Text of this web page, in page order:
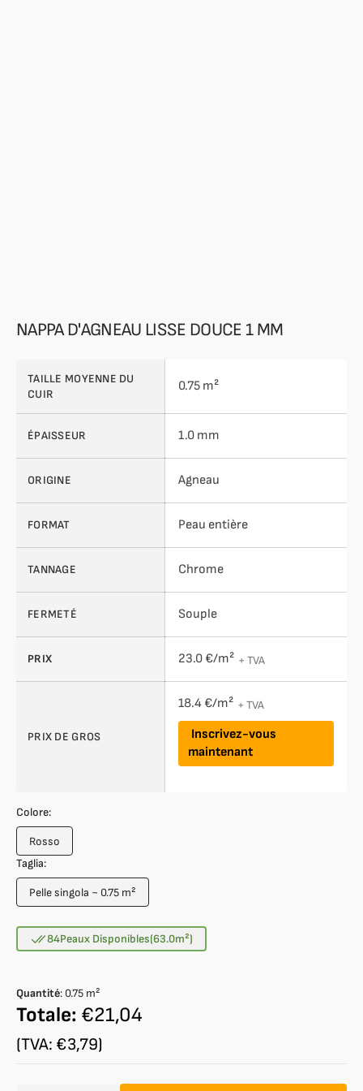
NAPPA D'AGNEAU LISSE DOUCE 1 MM
TAILLE MOYENNE DU
CUIR
0.75 m²
ÉPAISSEUR 1.0 mm
ORIGINE Agneau
FORMAT Peau entière
TANNAGE Chrome
FERMETÉ Souple
PRIX 23.0 €/m² + TVA
PRIX DE GROS
18.4 €/m² + TVA
Inscrivez-vous
maintenant
Colore:
RossoVariante
épuisée
ou
indisponible
Taglia:
Pelle singola ~ 0.75 m²
Variante
ou
indisponible
84Peaux Disponibles(63.0m²)
Quantité: 0.75 m²
Totale: €21,04
(TVA: €3,79)